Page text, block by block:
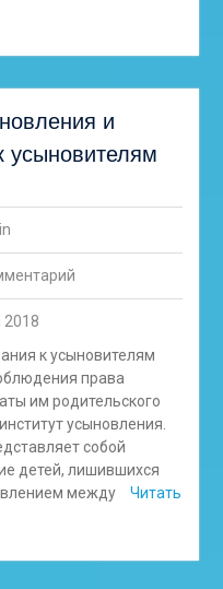
и
усыновителям
2018
к усыновителям
права
им родительского
усыновления.
собой
детей, лишившихся
между
Читать